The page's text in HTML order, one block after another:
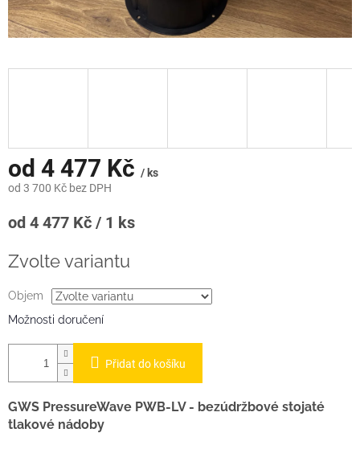
od 4 477 Kč / ks
od 3 700 Kč bez DPH
Měrná
od 4 477 Kč / 1 ks
Zvolte variantu
Objem
Možnosti doručení
Přidat do košíku
GWS PressureWave PWB-LV - bezúdržbové stojaté
tlakové nádoby